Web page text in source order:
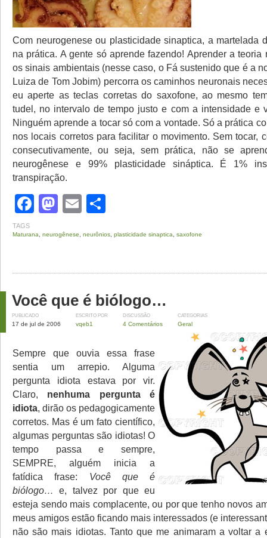
Com neurogenese ou plasticidade sinaptica, a martelada
na prática. A gente só aprende fazendo! Aprender a teoria
os sinais ambientais (nesse caso, o Fá sustenido que é a
Luiza de Tom Jobim) percorra os caminhos neuronais
eu aperte as teclas corretas do saxofone, ao mesmo
tudel, no intervalo de tempo justo e com a intensidade e
Ninguém aprende a tocar só com a vontade. Só a prática
nos locais corretos para facilitar o movimento. Sem tocar,
consecutivamente, ou seja, sem prática, não se
neurogênese e 99% plasticidade sináptica. É 1%
transpiração.
Facebook
Mastodon
Email
TAGS
Maturana neurogênese neurônios plasticidade sinaptica saxofone
Você que é biólogo…
PUBLICADO
17 de jul de 2006
ESCRITO POR
vqeb1
DISCUSSÃO
4 Comentários
CATEGORIAS
Geral
Sempre que ouvia essa frase
sentia um arrepio. Alguma
pergunta idiota estava por vir.
Claro, nenhuma pergunta é
idiota, dirão os pedagogicamente
corretos. Mas é um fato científico,
algumas perguntas são idiotas! O
tempo passa e sempre,
SEMPRE, alguém inicia a
fatídica frase: Você que é
biólogo…
e, talvez por que eu
esteja sendo mais complacente, ou por que tenho novos
meus amigos estão ficando mais interessados (e
não são mais idiotas. Tanto que me animaram a voltar a